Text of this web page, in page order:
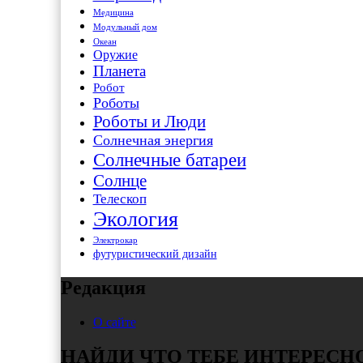
Медицина
Модульный дом
Океан
Оружие
Планета
Робот
Роботы
Роботы и Люди
Солнечная энергия
Солнечные батареи
Солнце
Телескоп
Экология
Электрокар
футуристический дизайн
Редакция
О сайте
НАЙДИ ЧТО ТЕБЕ